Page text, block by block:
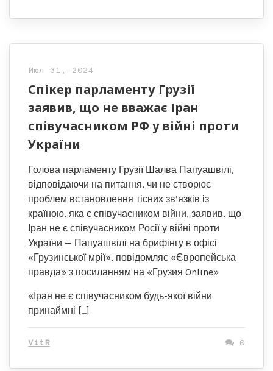
Июл 31, 2024
Спікер парламенту Грузії
заявив, що не вважає Іран
співучасником РФ у війні проти
України
Голова парламенту Грузії Шалва Папуашвілі,
відповідаючи на питання, чи не створює
проблем встановлення тісних зв’язків із
країною, яка є співучасником війни, заявив, що
Іран не є співучасником Росії у війні проти
України — Папуашвілі на брифінгу в офісі
«Грузинської мрії», повідомляє «Європейська
правда» з посиланням на «Грузия Online»
«Іран не є співучасником будь-якої війни
принаймні […]
VitR 0